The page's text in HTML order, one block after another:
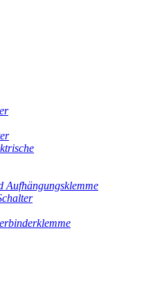
Aufhängungsklemme